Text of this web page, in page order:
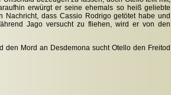
erwürgt er seine ehemals so heiß geliebte
Nachricht, dass Cassio Rodrigo getötet habe und
Jago versucht zu fliehen, wird er von den
den Mord an Desdemona sucht Otello den Freitod